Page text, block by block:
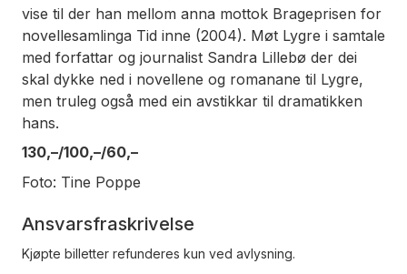
vise til der han mellom anna mottok Brageprisen for
novellesamlinga Tid inne (2004). Møt Lygre i samtale
med forfattar og journalist Sandra Lillebø der dei
skal dykke ned i novellene og romanane til Lygre,
men truleg også med ein avstikkar til dramatikken
hans.
130,–/100,–/60,–
Foto: Tine Poppe
Ansvarsfraskrivelse
Kjøpte billetter refunderes kun ved avlysning.